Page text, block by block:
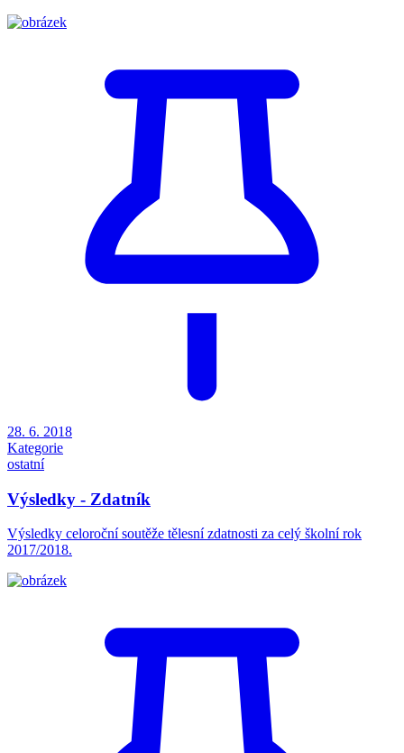
28. 6. 2018
Kategorie
ostatní
Výsledky - Zdatník
Výsledky celoroční soutěže tělesní zdatnosti za celý školní rok
2017/2018.